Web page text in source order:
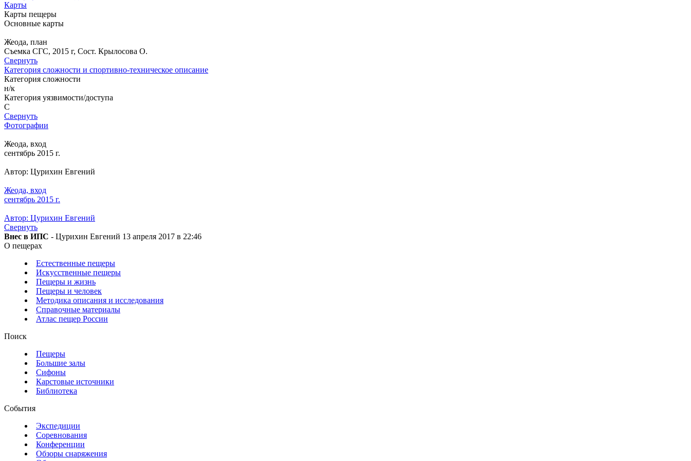
Карты
Карты пещеры
Основные карты
Жеода, план
Съемка СГС, 2015 г, Сост. Крылосова О.
Свернуть
Категория сложности и спортивно-техническое описание
Категория сложности
н/к
Категория уязвимости/доступа
C
Свернуть
Фотографии
Жеода, вход
сентябрь 2015 г.
Автор: Цурихин Евгений
Жеода, вход
сентябрь 2015 г.
Автор: Цурихин Евгений
Свернуть
Внес в ИПС - Цурихин Евгений 13 апреля 2017 в 22:46
О пещерах
Естественные пещеры
Искусственные пещеры
Пещеры и жизнь
Пещеры и человек
Методика описания и исследования
Справочные материалы
Атлас пещер России
Поиск
Пещеры
Большие залы
Сифоны
Карстовые источники
Библиотека
События
Экспедиции
Соревнования
Конференции
Обзоры снаряжения